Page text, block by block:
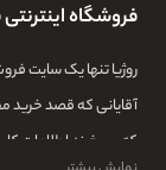
فروشگاه اینترنتی
روژیا تنها یک سایت
آقایانی که قصد خرید
که می‌خرند اطلاعات